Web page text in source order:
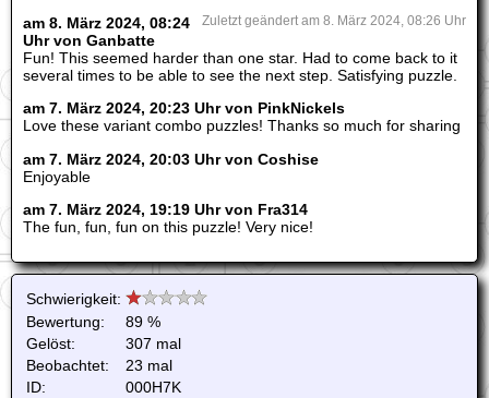
Zuletzt geändert am 8. März 2024, 08:26 Uhr
am 8. März 2024, 08:24
Uhr von Ganbatte
Fun! This seemed harder than one star. Had to come back to it
several times to be able to see the next step. Satisfying puzzle.
am 7. März 2024, 20:23 Uhr von PinkNickels
Love these variant combo puzzles! Thanks so much for sharing
am 7. März 2024, 20:03 Uhr von Coshise
Enjoyable
am 7. März 2024, 19:19 Uhr von Fra314
The fun, fun, fun on this puzzle! Very nice!
Schwierigkeit:
Bewertung:
89 %
Gelöst:
307 mal
Beobachtet:
23 mal
ID:
000H7K